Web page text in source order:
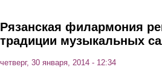
Рязанская филармония
традиции музыкальных
четверг, 30 января, 2014 - 12:34